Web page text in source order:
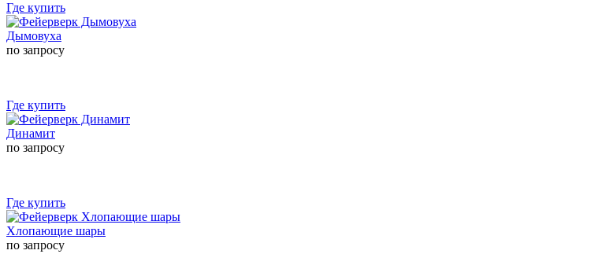
Где купить
Дымовуха
по запросу
Где купить
Динамит
по запросу
Где купить
Хлопающие шары
по запросу